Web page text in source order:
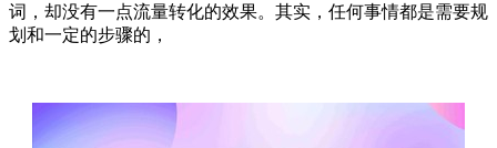
词，却没有一点流量转化的效果。其实，任何事情都是需要规
划和一定的步骤的，